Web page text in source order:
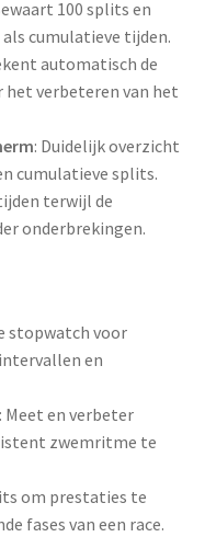
100 splits en
cumulatieve tijden.
automatisch de
verbeteren van het
: Duidelijk overzicht
cumulatieve splits.
terwijl de
onderbrekingen.
stopwatch voor
en
: Meet en verbeter
zwemritme te
om prestaties te
fases van een race.